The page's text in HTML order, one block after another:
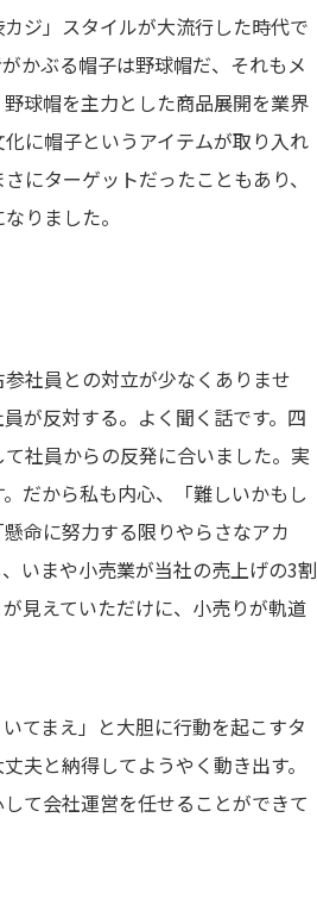
ジ」スタイルが大流行した時代で
かぶる帽子は野球帽だ、それもメ
球帽を主力とした商品展開を業界
に帽子というアイテムが取り入れ
にターゲットだったこともあり、
りました。
社員との対立が少なくありませ
が反対する。よく聞く話です。四
社員からの反発に合いました。実
だから私も内心、「難しいかもし
命に努力する限りやらさなアカ
いまや小売業が当社の売上げの3割
見えていただけに、小売りが軌道
てまえ」と大胆に行動を起こすタ
夫と納得してようやく動き出す。
て会社運営を任せることができて